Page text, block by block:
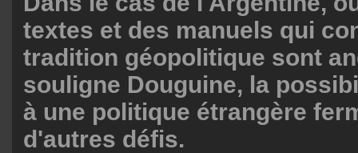
textes et des manuels qui
tradition géopolitique sont
souligne Douguine, la
à une politique étrangère
d'autres défis.